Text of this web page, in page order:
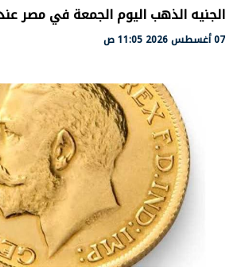
الجنيه الذهب اليوم الجمعة في مصر عند 47840
07 أغسطس 2026 11:05 ص